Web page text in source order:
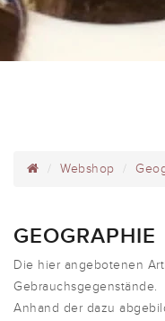
Webshop
GEOGRAPHIE
Die hier angebotenen
Gebrauchsgegenstände.
Anhand der dazu